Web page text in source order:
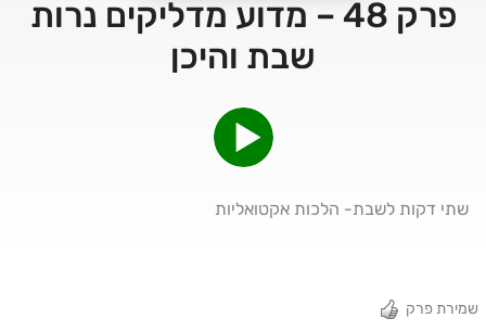
פרק 48 – מדוע מדליקים נרות
שבת והיכן
שתי דקות לשבת- הלכות אקטואליות
שמירת פרק